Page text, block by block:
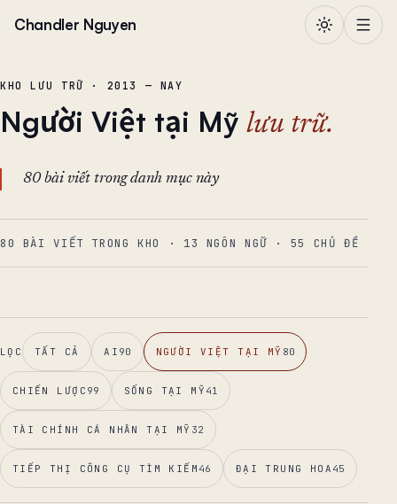
Chandler Nguyen
KHO LƯU TRỮ · 2013 — NAY
Người Việt tại Mỹ lưu trữ.
80 bài viết trong danh mục này
80 BÀI VIẾT TRONG KHO · 13 NGÔN NGỮ · 55 CHỦ ĐỀ
LỌC TẤT CẢ AI 90 NGƯỜI VIỆT TẠI MỸ 80
CHIẾN LƯỢC 99 SỐNG TẠI MỸ 41
TÀI CHÍNH CÁ NHÂN TẠI MỸ 32
TIẾP THỊ CÔNG CỤ TÌM KIẾM 46 ĐẠI TRUNG HOA 45